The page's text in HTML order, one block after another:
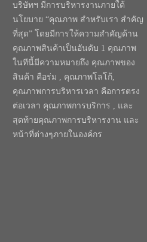
บริษัทฯ มีการบริหารงานภายใต้
นโยบาย “คุณภาพ สำหรับเรา สำคัญ
ที่สุด” โดยมีการให้ความสำคัญด้าน
คุณภาพสินค้าเป็นอันดับ 1 คุณภาพ
ในทีนี้มีความหมายถึง คุณภาพของ
สินค้า คือร่ม , คุณภาพโลโก้,
คุณภาพการบริหารเวลา คือการตรง
ต่อเวลา คุณภาพการบริการ , และ
สุดท้ายคุณภาพการบริหารงาน และ
หน้าที่ต่างๆภายในองค์กร